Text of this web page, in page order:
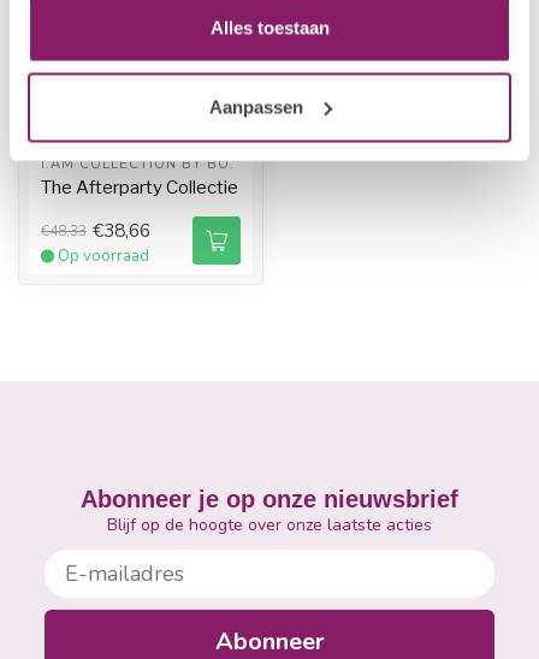
Alles toestaan
Aanpassen
I.AM COLLECTION BY BO.
The Afterparty Collectie
€48,33 €38,66
Op voorraad
Abonneer je op onze nieuwsbrief
Blijf op de hoogte over onze laatste acties
E-mailadres
Abonneer